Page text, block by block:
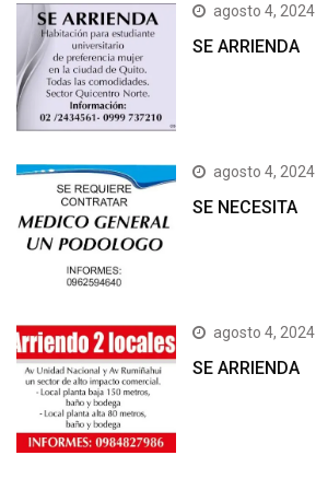
agosto 4, 2024
SE ARRIENDA
agosto 4, 2024
SE NECESITA
agosto 4, 2024
SE ARRIENDA